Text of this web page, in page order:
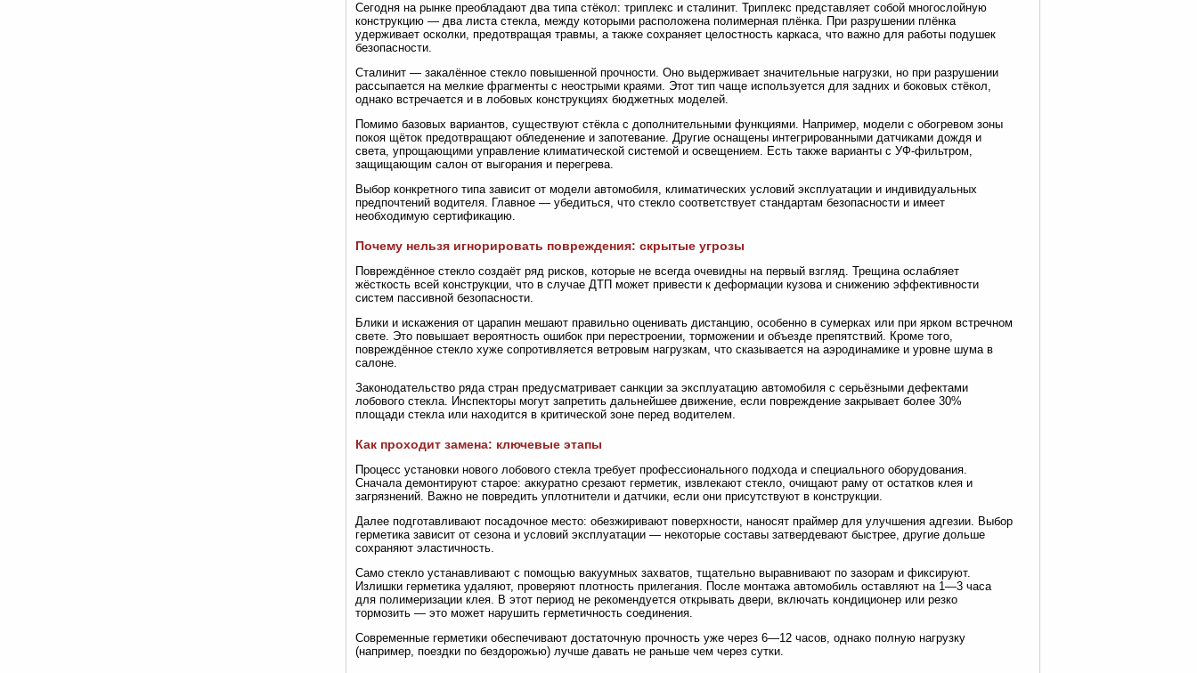
Сегодня на рынке преобладают два типа стёкол: триплекс и сталинит. Триплекс представляет собой многослойную
конструкцию — два листа стекла, между которыми расположена полимерная плёнка. При разрушении плёнка
удерживает осколки, предотвращая травмы, а также сохраняет целостность каркаса, что важно для работы подушек
безопасности.
Сталинит — закалённое стекло повышенной прочности. Оно выдерживает значительные нагрузки, но при разрушении
рассыпается на мелкие фрагменты с неострыми краями. Этот тип чаще используется для задних и боковых стёкол,
однако встречается и в лобовых конструкциях бюджетных моделей.
Помимо базовых вариантов, существуют стёкла с дополнительными функциями. Например, модели с обогревом зоны
покоя щёток предотвращают обледенение и запотевание. Другие оснащены интегрированными датчиками дождя и
света, упрощающими управление климатической системой и освещением. Есть также варианты с УФ-фильтром,
защищающим салон от выгорания и перегрева.
Выбор конкретного типа зависит от модели автомобиля, климатических условий эксплуатации и индивидуальных
предпочтений водителя. Главное — убедиться, что стекло соответствует стандартам безопасности и имеет
необходимую сертификацию.
Почему нельзя игнорировать повреждения: скрытые угрозы
Повреждённое стекло создаёт ряд рисков, которые не всегда очевидны на первый взгляд. Трещина ослабляет
жёсткость всей конструкции, что в случае ДТП может привести к деформации кузова и снижению эффективности
систем пассивной безопасности.
Блики и искажения от царапин мешают правильно оценивать дистанцию, особенно в сумерках или при ярком встречном
свете. Это повышает вероятность ошибок при перестроении, торможении и объезде препятствий. Кроме того,
повреждённое стекло хуже сопротивляется ветровым нагрузкам, что сказывается на аэродинамике и уровне шума в
салоне.
Законодательство ряда стран предусматривает санкции за эксплуатацию автомобиля с серьёзными дефектами
лобового стекла. Инспекторы могут запретить дальнейшее движение, если повреждение закрывает более 30%
площади стекла или находится в критической зоне перед водителем.
Как проходит замена: ключевые этапы
Процесс установки нового лобового стекла требует профессионального подхода и специального оборудования.
Сначала демонтируют старое: аккуратно срезают герметик, извлекают стекло, очищают раму от остатков клея и
загрязнений. Важно не повредить уплотнители и датчики, если они присутствуют в конструкции.
Далее подготавливают посадочное место: обезжиривают поверхности, наносят праймер для улучшения адгезии. Выбор
герметика зависит от сезона и условий эксплуатации — некоторые составы затвердевают быстрее, другие дольше
сохраняют эластичность.
Само стекло устанавливают с помощью вакуумных захватов, тщательно выравнивают по зазорам и фиксируют.
Излишки герметика удаляют, проверяют плотность прилегания. После монтажа автомобиль оставляют на 1—3 часа
для полимеризации клея. В этот период не рекомендуется открывать двери, включать кондиционер или резко
тормозить — это может нарушить герметичность соединения.
Современные герметики обеспечивают достаточную прочность уже через 6—12 часов, однако полную нагрузку
(например, поездки по бездорожью) лучше давать не раньше чем через сутки.